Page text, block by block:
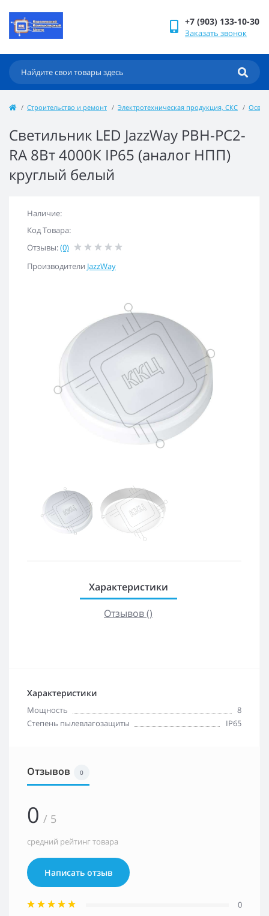
+7 (903) 133-10-30
Заказать звонок
Строительство и ремонт Электротехническая продукция, СКС
Светильник LED JazzWay PBH-PC2-
RA 8Вт 4000К IP65 (аналог НПП)
круглый белый
Наличие:
Код Товара:
Отзывы:(0)
Производители JazzWay
Характеристики
Отзывов ()
Характеристики
Мощность
8
Степень пылевлагозащиты
IP65
Отзывов 0
0 / 5
средний рейтинг товара
Написать отзыв
0